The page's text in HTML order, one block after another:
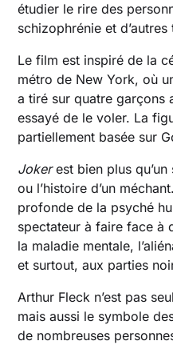
étudier le rire des
schizophrénie et
Le film est inspiré de la
métro de New York, où
a tiré sur quatre garçons
essayé de le voler. La
partiellement basée sur
Jokerest bien plus
ou l’histoire d’un
profonde de la psyché
spectateur à faire face à
la maladie mentale,
et surtout, aux parties
Arthur Fleck n’est pas
mais aussi le symbole
de nombreuses